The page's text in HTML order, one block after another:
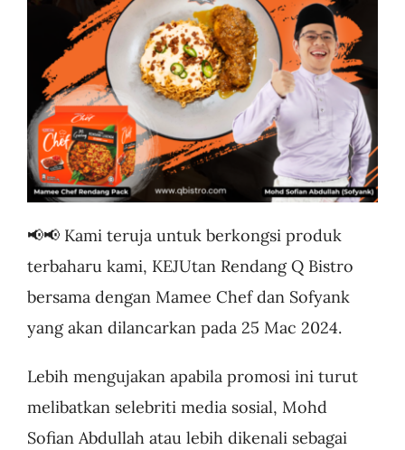
📢📢 Kami teruja untuk berkongsi produk
terbaharu kami, KEJUtan Rendang Q Bistro
bersama dengan Mamee Chef dan Sofyank
yang akan dilancarkan pada 25 Mac 2024.
Lebih mengujakan apabila promosi ini turut
melibatkan selebriti media sosial, Mohd
Sofian Abdullah atau lebih dikenali sebagai